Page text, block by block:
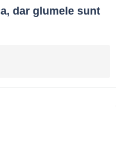
dar glumele sunt